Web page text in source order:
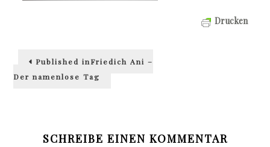
Drucken
Beitragsnavigation
Published inFriedich Ani –
Der namenlose Tag
SCHREIBE EINEN KOMMENTAR